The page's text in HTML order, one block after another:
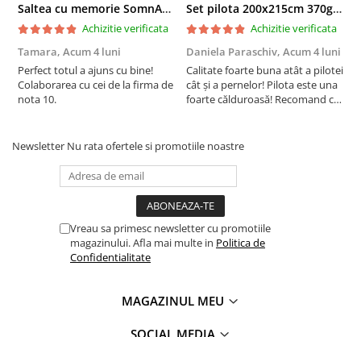
Saltea cu memorie SomnART XXL Memory Plus 160x190, înălțime 25cm, pentru persoane supraponderale, husă Aloe Vera detașabilă, rulată, fermitate mare
Achizitie verificata
Tamara, Acum 4 luni
Perfect totul a ajuns cu bine!
Colaborarea cu cei de la firma de
nota 10.
Set pilota 200x215cm 370g cu 2 perne 50x70,albastru- PLT36
Achizitie verificata
Daniela Paraschiv, Acum 4 luni
Calitate foarte buna atât a pilotei
cât și a pernelor! Pilota este una
foarte călduroasă! Recomand cu
Newsletter Nu rata ofertele si promotiile noastre
Vreau sa primesc newsletter cu promotiile
magazinului. Afla mai multe in Politica de
Confidentialitate
MAGAZINUL MEU
SOCIAL MEDIA